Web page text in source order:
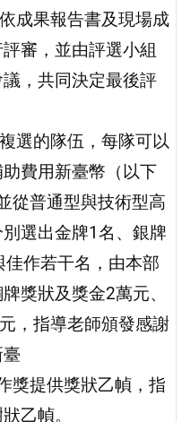
成果報告書及現場成
審，並由評選小組
，共同決定最後評
選的隊伍，每隊可以
費用新臺幣（以下
從普通型與技術型高
選出金牌1名、銀牌
作若干名，由本部
獎狀及獎金2萬元、
，指導老師頒發感謝
獎提供獎狀乙幀，指
乙幀。